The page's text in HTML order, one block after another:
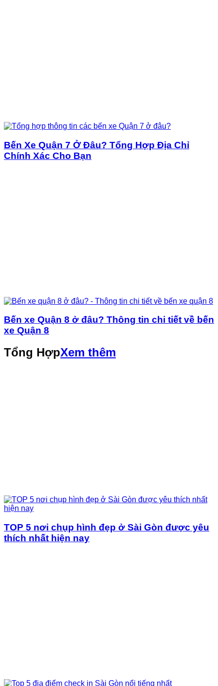
Bến Xe Quận 7 Ở Đâu? Tổng Hợp Địa Chỉ
Chính Xác Cho Bạn
Bến xe Quận 8 ở đâu? Thông tin chi tiết về bến
xe Quận 8
Tổng HợpXem thêm
TOP 5 nơi chụp hình đẹp ở Sài Gòn được yêu
thích nhất hiện nay